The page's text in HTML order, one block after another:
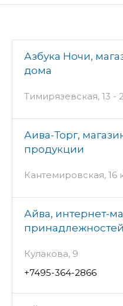
Азбука Ночи,
дома
Тимирязевская, 13 -
Аива-Торг,
продукции
Кантемировская, 16
Айва, интернет-
Кулакова, 9
+7495-364-2866